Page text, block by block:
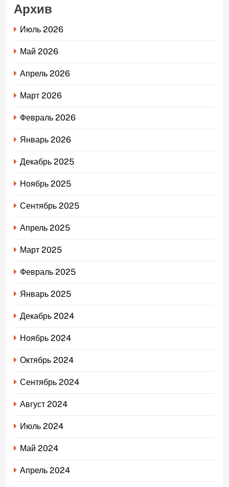
Архив
Июль 2026
Май 2026
Апрель 2026
Март 2026
Февраль 2026
Январь 2026
Декабрь 2025
Ноябрь 2025
Сентябрь 2025
Апрель 2025
Март 2025
Февраль 2025
Январь 2025
Декабрь 2024
Ноябрь 2024
Октябрь 2024
Сентябрь 2024
Август 2024
Июль 2024
Май 2024
Апрель 2024